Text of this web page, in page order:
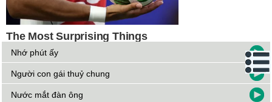
Nhớ phút ấy
Người con gái thuỷ chung
Nước mắt đàn ông